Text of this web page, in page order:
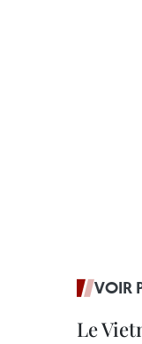
VOIR
Le